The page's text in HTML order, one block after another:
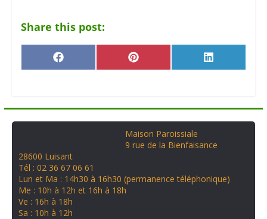
Share this post:
F
a
o
o
P
i
r
e
s
t
L
i
d
I
Maison Paroissiale
9 rue de la Bienfaisance
28600 Luisant
Tél : 02 36 67 06 61
Lun et Ma : 14h30 à 16h30 (permanence téléphonique)
Me : 10h à 12h et 16h à 18h
Ve : 16h à 18h
Sa : 10h à 12h